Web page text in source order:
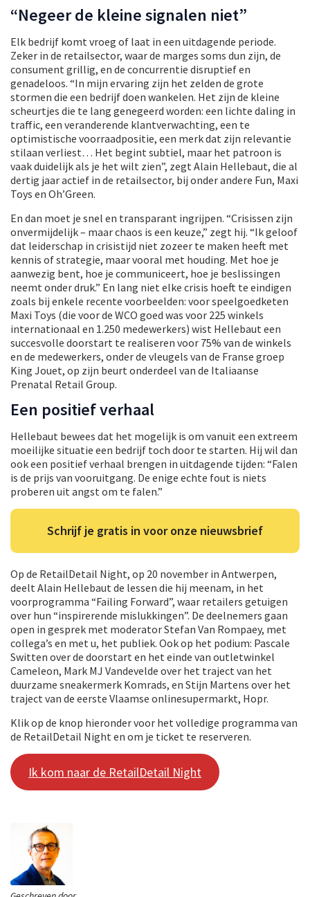
“Negeer de kleine signalen niet”
Elk bedrijf komt vroeg of laat in een uitdagende periode.
Zeker in de retailsector, waar de marges soms dun zijn, de
consument grillig, en de concurrentie disruptief en
genadeloos. “In mijn ervaring zijn het zelden de grote
stormen die een bedrijf doen wankelen. Het zijn de kleine
scheurtjes die te lang genegeerd worden: een lichte daling in
traffic, een veranderende klantverwachting, een te
optimistische voorraadpositie, een merk dat zijn relevantie
stilaan verliest… Het begint subtiel, maar het patroon is
vaak duidelijk als je het wilt zien”, zegt Alain Hellebaut, die al
dertig jaar actief in de retailsector, bij onder andere Fun, Maxi
Toys en Oh’Green.
En dan moet je snel en transparant ingrijpen. “Crisissen zijn
onvermijdelijk – maar chaos is een keuze,” zegt hij. “Ik geloof
dat leiderschap in crisistijd niet zozeer te maken heeft met
kennis of strategie, maar vooral met houding. Met hoe je
aanwezig bent, hoe je communiceert, hoe je beslissingen
neemt onder druk.” En lang niet elke crisis hoeft te eindigen
zoals bij enkele recente voorbeelden: voor speelgoedketen
Maxi Toys (die voor de WCO goed was voor 225 winkels
internationaal en 1.250 medewerkers) wist Hellebaut een
succesvolle doorstart te realiseren voor 75% van de winkels
en de medewerkers, onder de vleugels van de Franse groep
King Jouet, op zijn beurt onderdeel van de Italiaanse
Prenatal Retail Group.
Een positief verhaal
Hellebaut bewees dat het mogelijk is om vanuit een extreem
moeilijke situatie een bedrijf toch door te starten. Hij wil dan
ook een positief verhaal brengen in uitdagende tijden: “Falen
is de prijs van vooruitgang. De enige echte fout is niets
proberen uit angst om te falen.”
Schrijf je gratis in voor onze nieuwsbrief
Op de RetailDetail Night, op 20 november in Antwerpen,
deelt Alain Hellebaut de lessen die hij meenam, in het
voorprogramma “Failing Forward”, waar retailers getuigen
over hun “inspirerende mislukkingen”. De deelnemers gaan
open in gesprek met moderator Stefan Van Rompaey, met
collega’s en met u, het publiek. Ook op het podium: Pascale
Switten over de doorstart en het einde van outletwinkel
Cameleon, Mark MJ Vandevelde over het traject van het
duurzame sneakermerk Komrads, en Stijn Martens over het
traject van de eerste Vlaamse onlinesupermarkt, Hopr.
Klik op de knop hieronder voor het volledige programma van
de RetailDetail Night en om je ticket te reserveren.
Ik kom naar de RetailDetail Night